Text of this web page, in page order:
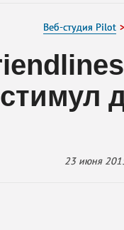
Веб-студия Pilot
стимул
23 июня